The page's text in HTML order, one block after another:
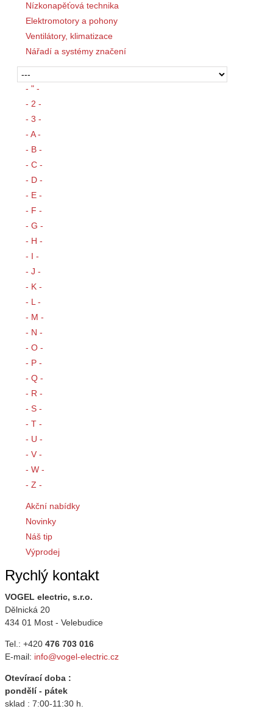
Nízkonapěťová technika
Elektromotory a pohony
Ventilátory, klimatizace
Nářadí a systémy značení
- " -
- 2 -
- 3 -
- A -
- B -
- C -
- D -
- E -
- F -
- G -
- H -
- I -
- J -
- K -
- L -
- M -
- N -
- O -
- P -
- Q -
- R -
- S -
- T -
- U -
- V -
- W -
- Z -
Akční nabídky
Novinky
Náš tip
Výprodej
Rychlý kontakt
VOGEL electric, s.r.o.
Dělnická 20
434 01 Most - Velebudice
Tel.: +420 476 703 016
E-mail: info@vogel-electric.cz
Otevírací doba :
pondělí - pátek
sklad : 7:00-11:30 h.